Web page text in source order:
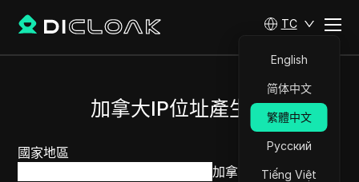
TC
English
简体中文
繁體中文
Русский
Tiếng Việt
加拿大IP位址產生器
國家地區
加拿大